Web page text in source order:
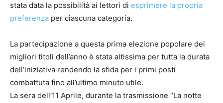
stata data la possibilità ai lettori di esprimere la propria
preferenza per ciascuna categoria.
La partecipazione a questa prima elezione popolare dei
migliori titoli dell’anno è stata altissima per tutta la durata
dell’iniziativa rendendo la sfida per i primi posti
combattuta fino all’ultimo minuto utile.
La sera dell’11 Aprile, durante la trasmissione “La notte